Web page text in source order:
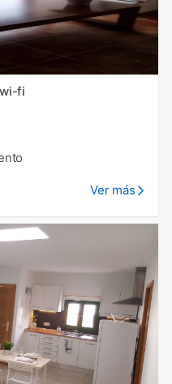
fi
Ver más